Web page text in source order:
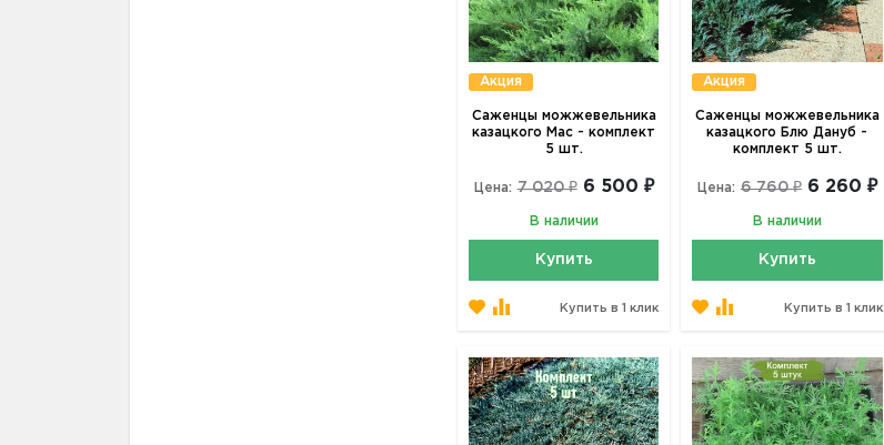
Акция
Саженцы можжевельника
казацкого Мас - комплект
5 шт.
Цена: 7 020 ₽ 6 500 ₽
В наличии
Купить
Купить в 1 клик
Акция
Саженцы можжевельника
казацкого Блю Дануб -
комплект 5 шт.
Цена: 6 760 ₽ 6 260 ₽
В наличии
Купить
Купить в 1 клик